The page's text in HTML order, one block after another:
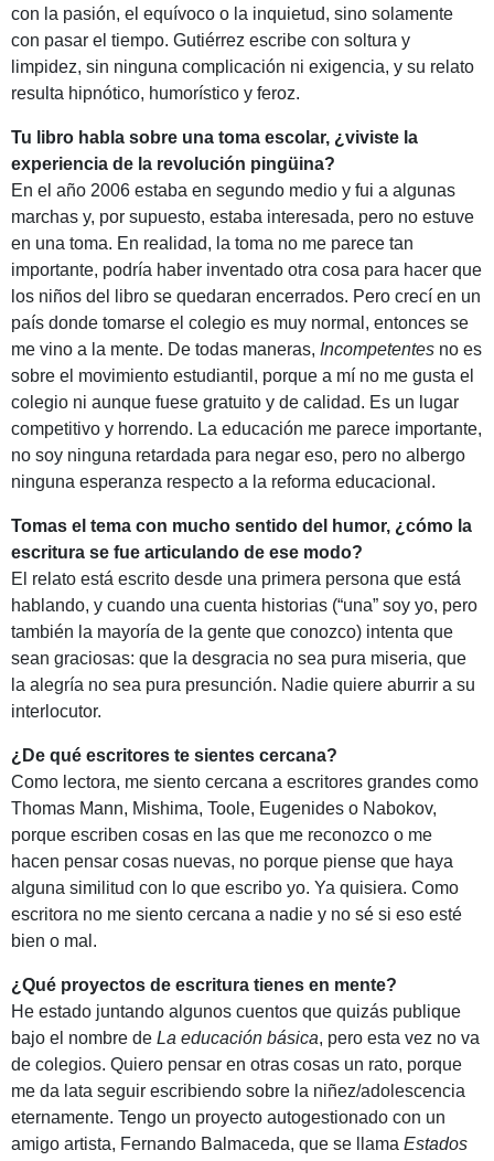
con la pasión, el equívoco o la inquietud, sino solamente
con pasar el tiempo. Gutiérrez escribe con soltura y
limpidez, sin ninguna complicación ni exigencia, y su relato
resulta hipnótico, humorístico y feroz.
Tu libro habla sobre una toma escolar, ¿viviste la
experiencia de la revolución pingüina?
En el año 2006 estaba en segundo medio y fui a algunas
marchas y, por supuesto, estaba interesada, pero no estuve
en una toma. En realidad, la toma no me parece tan
importante, podría haber inventado otra cosa para hacer que
los niños del libro se quedaran encerrados. Pero crecí en un
país donde tomarse el colegio es muy normal, entonces se
me vino a la mente. De todas maneras, Incompetentes no es
sobre el movimiento estudiantil, porque a mí no me gusta el
colegio ni aunque fuese gratuito y de calidad. Es un lugar
competitivo y horrendo. La educación me parece importante,
no soy ninguna retardada para negar eso, pero no albergo
ninguna esperanza respecto a la reforma educacional.
Tomas el tema con mucho sentido del humor, ¿cómo la
escritura se fue articulando de ese modo?
El relato está escrito desde una primera persona que está
hablando, y cuando una cuenta historias (“una” soy yo, pero
también la mayoría de la gente que conozco) intenta que
sean graciosas: que la desgracia no sea pura miseria, que
la alegría no sea pura presunción. Nadie quiere aburrir a su
interlocutor.
¿De qué escritores te sientes cercana?
Como lectora, me siento cercana a escritores grandes como
Thomas Mann, Mishima, Toole, Eugenides o Nabokov,
porque escriben cosas en las que me reconozco o me
hacen pensar cosas nuevas, no porque piense que haya
alguna similitud con lo que escribo yo. Ya quisiera. Como
escritora no me siento cercana a nadie y no sé si eso esté
bien o mal.
¿Qué proyectos de escritura tienes en mente?
He estado juntando algunos cuentos que quizás publique
bajo el nombre de La educación básica, pero esta vez no va
de colegios. Quiero pensar en otras cosas un rato, porque
me da lata seguir escribiendo sobre la niñez/adolescencia
eternamente. Tengo un proyecto autogestionado con un
amigo artista, Fernando Balmaceda, que se llama Estados